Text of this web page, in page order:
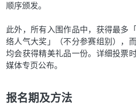
顺序颁发。
此外，所有入围作品中，获得最多
络人气大奖」（不分参赛组别），
均会获得精美礼品一份。详细投票
媒体专页公布。
报名期及方法